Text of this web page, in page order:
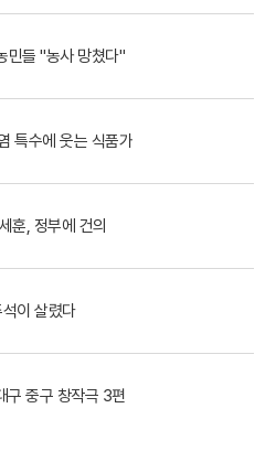
민들 "농사 망쳤다"
특수에 웃는 식품가
훈, 정부에 건의
이 살렸다
구 중구 창작극 3편